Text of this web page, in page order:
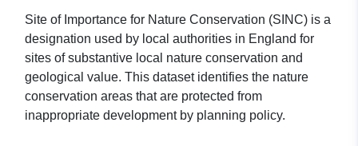
Site of Importance for Nature Conservation (SINC) is a
designation used by local authorities in England for
sites of substantive local nature conservation and
geological value. This dataset identifies the nature
conservation areas that are protected from
inappropriate development by planning policy.